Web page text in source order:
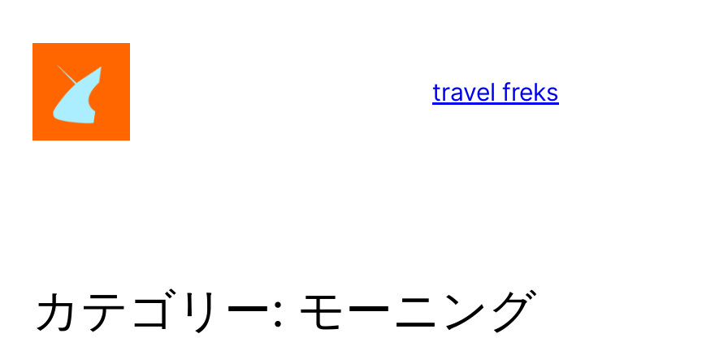
travel freks
カテゴリー: モーニング